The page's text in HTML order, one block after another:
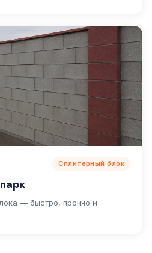
Сплитерный блок
— быстро, прочно и